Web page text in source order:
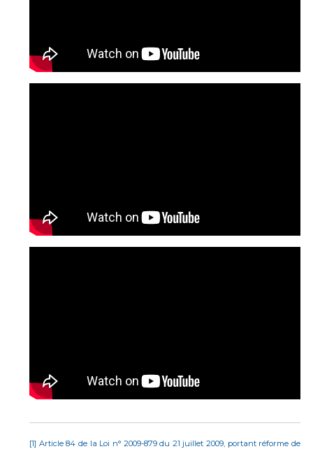
[1] Article 84 de la Loi n° 2009-879 du 21 juillet 2009, portant réforme de